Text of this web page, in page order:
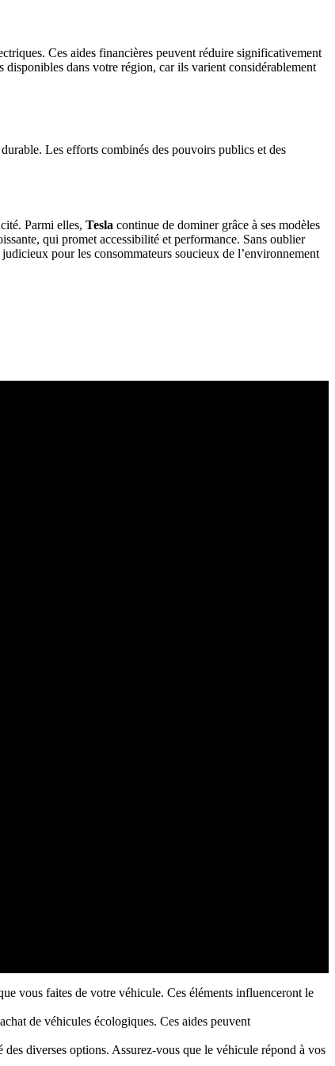
Ces aides financières peuvent réduire significativement
disponibles dans votre région, car ils varient considérablement
Les efforts combinés des pouvoirs publics et des
Parmi elles, Tesla continue de dominer grâce à ses modèles
qui promet accessibilité et performance. Sans oublier
pour les consommateurs soucieux de l’environnement
vous faites de votre véhicule. Ces éléments influenceront le
de véhicules écologiques. Ces aides peuvent
diverses options. Assurez-vous que le véhicule répond à vos